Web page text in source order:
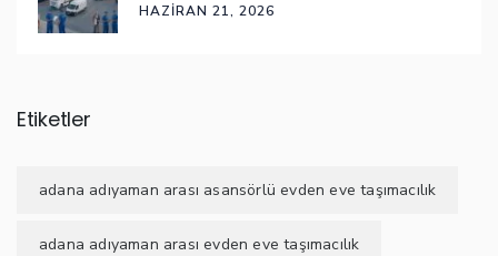
HAZIRAN 21, 2026
Etiketler
adana adıyaman arası asansörlü evden eve taşımacılık
adana adıyaman arası evden eve taşımacılık